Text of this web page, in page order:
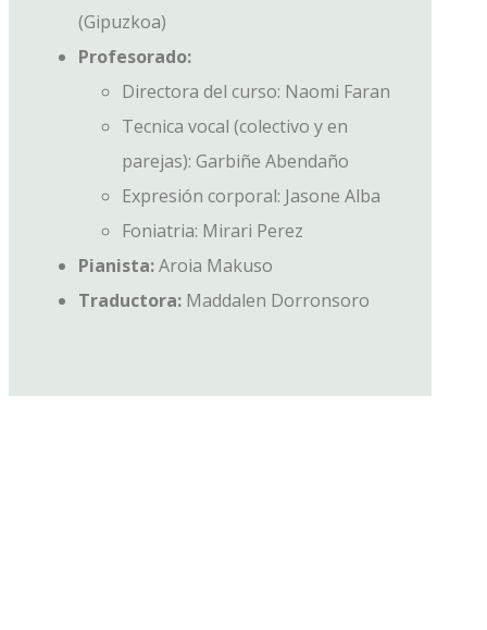
(Gipuzkoa)
Profesorado:
Directora del curso: Naomi Faran
Tecnica vocal (colectivo y en
parejas): Garbiñe Abendaño
Expresión corporal: Jasone Alba
Foniatria: Mirari Perez
Pianista:Aroia Makuso
Traductora: Maddalen Dorronsoro